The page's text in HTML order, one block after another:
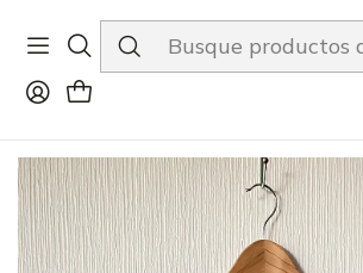
ENVÍOS A TODO
Inicio Tienda